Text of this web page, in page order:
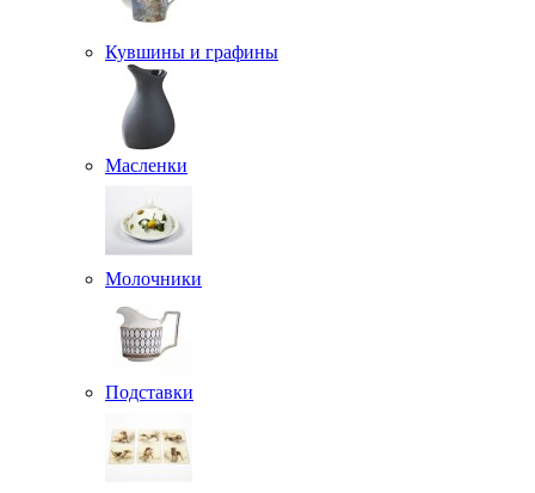
Кувшины и графины
Масленки
Молочники
Подставки